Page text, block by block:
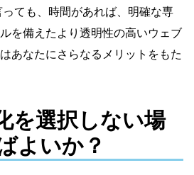
ても、時間があれば、明確な専
を備えたより透明性の高いウェブ
あなたにさらなるメリットをもた
を選択しない場
よいか？